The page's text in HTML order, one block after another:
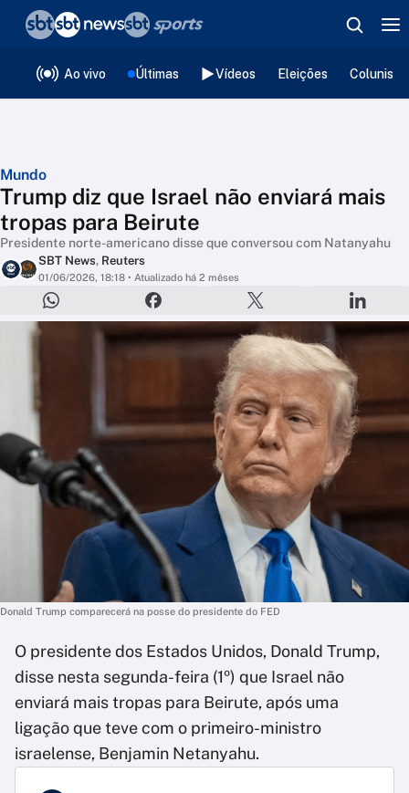
Ao vivo Últimas Vídeos Eleições
Mundo
Trump diz que Israel não enviará mais
tropas para Beirute
Presidente norte-americano disse que conversou com Natanyahu
SBT News, Reuters
01/06/2026, 18:18 • Atualizado há 2 mêses
Donald Trump comparecerá na posse do presidente do FED
O presidente dos Estados Unidos, Donald Trump,
disse nesta segunda-feira (1º) que Israel não
enviará mais tropas para Beirute, após uma
ligação que teve com o primeiro-ministro
israelense, Benjamin Netanyahu.
❮voltar
Editorias